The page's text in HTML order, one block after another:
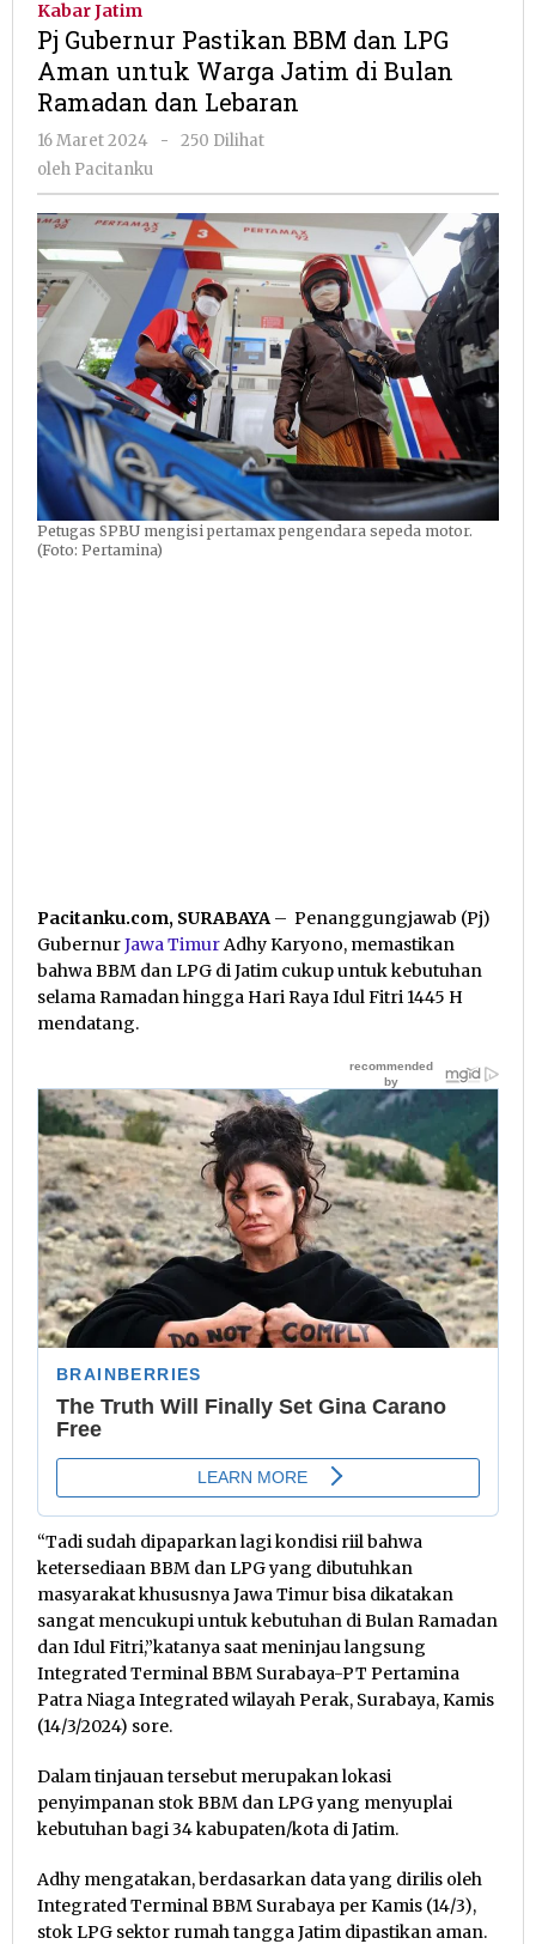
dan
LPG
di
Bulan
Ramadan
dan
Lebaran
Kabar Jatim
Pj Gubernur Pastikan BBM dan LPG
Aman untuk Warga Jatim di Bulan
Ramadan dan Lebaran
16 Maret 2024
oleh
-
250 Dilihat
oleh Pacitanku
Petugas SPBU mengisi pertamax pengendara sepeda motor.
(Foto: Pertamina)
Pacitanku.com, SURABAYA – Penanggungjawab (Pj)
GubernurJawa TimurAdhy Karyono, memastikan
bahwa BBM dan LPG di Jatim cukup untuk kebutuhan
selama Ramadan hingga Hari Raya Idul Fitri 1445 H
mendatang.
“Tadi sudah dipaparkan lagi kondisi riil bahwa
ketersediaan BBM dan LPG yang dibutuhkan
masyarakat khususnya Jawa Timur bisa dikatakan
sangat mencukupi untuk kebutuhan di Bulan Ramadan
dan Idul Fitri,”katanya saat meninjau langsung
Integrated Terminal BBM Surabaya-PT Pertamina
Patra Niaga Integrated wilayah Perak, Surabaya, Kamis
(14/3/2024) sore.
Dalam tinjauan tersebut merupakan lokasi
penyimpanan stok BBM dan LPG yang menyuplai
kebutuhan bagi 34 kabupaten/kota di Jatim.
Adhy mengatakan, berdasarkan data yang dirilis oleh
Integrated Terminal BBM Surabaya per Kamis (14/3),
stok LPG sektor rumah tangga Jatim dipastikan aman.